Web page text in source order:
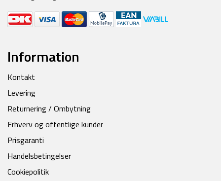
Information
Kontakt
Levering
Returnering / Ombytning
Erhverv og offentlige kunder
Prisgaranti
Handelsbetingelser
Cookiepolitik